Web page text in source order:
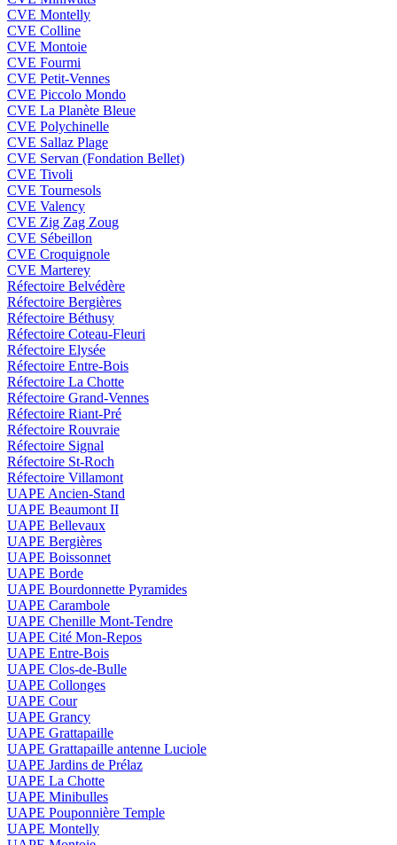
CVE Montelly
CVE Colline
CVE Montoie
CVE Fourmi
CVE Petit-Vennes
CVE Piccolo Mondo
CVE La Planète Bleue
CVE Polychinelle
CVE Sallaz Plage
CVE Servan (Fondation Bellet)
CVE Tivoli
CVE Tournesols
CVE Valency
CVE Zig Zag Zoug
CVE Sébeillon
CVE Croquignole
CVE Marterey
Réfectoire Belvédère
Réfectoire Bergières
Réfectoire Béthusy
Réfectoire Coteau-Fleuri
Réfectoire Elysée
Réfectoire Entre-Bois
Réfectoire La Chotte
Réfectoire Grand-Vennes
Réfectoire Riant-Pré
Réfectoire Rouvraie
Réfectoire Signal
Réfectoire St-Roch
Réfectoire Villamont
UAPE Ancien-Stand
UAPE Beaumont II
UAPE Bellevaux
UAPE Bergières
UAPE Boissonnet
UAPE Borde
UAPE Bourdonnette Pyramides
UAPE Carambole
UAPE Chenille Mont-Tendre
UAPE Cité Mon-Repos
UAPE Entre-Bois
UAPE Clos-de-Bulle
UAPE Collonges
UAPE Cour
UAPE Grancy
UAPE Grattapaille
UAPE Grattapaille antenne Luciole
UAPE Jardins de Prélaz
UAPE La Chotte
UAPE Minibulles
UAPE Pouponnière Temple
UAPE Montelly